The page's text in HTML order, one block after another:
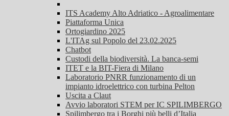
ITS Academy Alto Adriatico - Agroalimentare
Piattaforma Unica
Ortogiardino 2025
L'ITAg sul Popolo del 23.02.2025
Chatbot
Custodi della biodiversità. La banca-semi
ITET e la BIT-Fiera di Milano
Laboratorio PNRR funzionamento di un
impianto idroelettrico con turbina Pelton
Uscita a Claut
Avvio laboratori STEM per IC SPILIMBERGO
Spilimbergo tra i Borghi più belli d’Italia